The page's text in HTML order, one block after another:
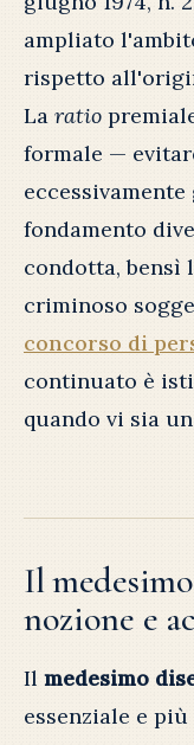
ampliato
rispetto
La ratio
formale —
fondamento
condotta, bensì
criminoso
concorso di
continuato è
quando vi sia
Il
nozione e
Il medesimo
essenziale e